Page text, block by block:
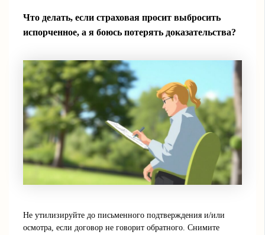
Что делать, если страховая просит выбросить
испорченное, а я боюсь потерять доказательства?
Не утилизируйте до письменного подтверждения и/или
осмотра, если договор не говорит обратного. Снимите